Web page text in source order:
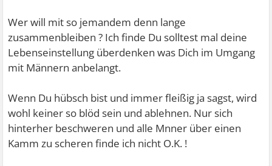
Wer will mit so jemandem denn lange
zusammenbleiben ? Ich finde Du solltest mal deine
Lebenseinstellung überdenken was Dich im Umgang
mit Männern anbelangt.
Wenn Du hübsch bist und immer fleißig ja sagst, wird
wohl keiner so blöd sein und ablehnen. Nur sich
hinterher beschweren und alle Mnner über einen
Kamm zu scheren finde ich nicht O.K. !